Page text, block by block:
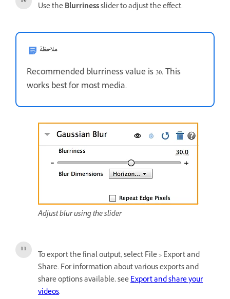
Use theBlurrinessslider to adjust the effect.
ملاحظة
Recommended blurriness value is 30. This
works best for most media.
Adjust blur using the slider
To export the final output, select File > Export and
Share. For information about various exports and
share options available, seeExport and share your
videos.